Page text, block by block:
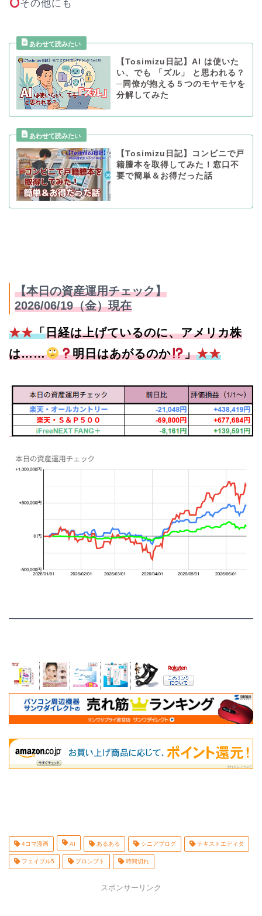
その他にも
【Tosimizu日記】AI は使いた
い、でも 「ズル」 と思われる？
─同僚が抱える５つのモヤモヤを
分解してみた
【Tosimizu日記】コンビニで戸
籍謄本を取得してみた！窓口不
要で簡単＆お得だった話
【本日の資産運用チェック】
2026/06/19（金）現在
★★「日経は上げているのに、アメリカ株
は…… 明日はあがるのか 」★★
4コマ漫画 AI あるある シニアブログ テキストエディタ
フェイブル5 プロンプト 時間切れ
スポンサーリンク